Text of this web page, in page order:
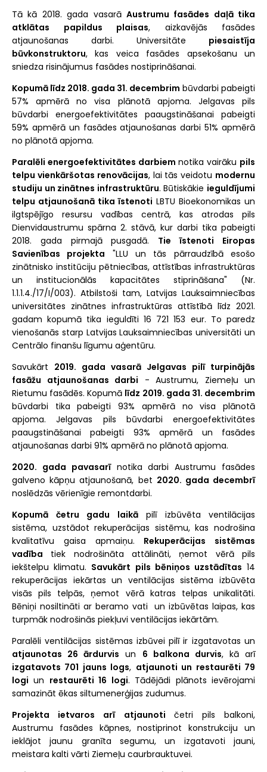
Tā kā 2018. gada vasarā Austrumu fasādes daļā tika
atklātas papildus plaisas, aizkavējās fasādes
atjaunošanas darbi. Universitāte piesaistīja
būvkonstruktoru, kas veica fasādes apsekošanu un
sniedza risinājumus fasādes nostiprināšanai.
Kopumā līdz 2018. gada 31. decembrim būvdarbi pabeigti
57% apmērā no visa plānotā apjoma. Jelgavas pils
būvdarbi energoefektivitātes paaugstināšanai pabeigti
59% apmērā un fasādes atjaunošanas darbi 51% apmērā
no plānotā apjoma.
Paralēli energoefektivitātes darbiem notika vairāku pils
telpu vienkāršotas renovācijas, lai tās veidotu modernu
studiju un zinātnes infrastruktūru. Būtiskākie ieguldījumi
telpu atjaunošanā tika īstenoti LBTU Bioekonomikas un
ilgtspējīgo resursu vadības centrā, kas atrodas pils
Dienvidaustrumu spārna 2. stāvā, kur darbi tika pabeigti
2018. gada pirmajā pusgadā. Tie īstenoti Eiropas
Savienības projekta "LLU un tās pārraudzībā esošo
zinātnisko institūciju pētniecības, attīstības infrastruktūras
un institucionālās kapacitātes stiprināšana" (Nr.
1.1.1.4./17/I/003). Atbilstoši tam, Latvijas Lauksaimniecības
universitātes zinātnes infrastruktūras attīstībā līdz 2021.
gadam kopumā tika ieguldīti 16 721 153 eur. To paredz
vienošanās starp Latvijas Lauksaimniecības universitāti un
Centrālo finanšu līgumu aģentūru.
Savukārt 2019. gada vasarā Jelgavas pilī turpinājās
fasāžu atjaunošanas darbi - Austrumu, Ziemeļu un
Rietumu fasādēs. Kopumā līdz 2019. gada 31. decembrim
būvdarbi tika pabeigti 93% apmērā no visa plānotā
apjoma. Jelgavas pils būvdarbi energoefektivitātes
paaugstināšanai pabeigti 93% apmērā un fasādes
atjaunošanas darbi 91% apmērā no plānotā apjoma.
2020. gada pavasarīnotika darbi Austrumu fasādes
galveno kāpņu atjaunošanā, bet 2020. gada decembrī
noslēdzās vērienīgie remontdarbi.
Kopumā četru gadu laikāpilī izbūvēta ventilācijas
sistēma, uzstādot rekuperācijas sistēmu, kas nodrošina
kvalitatīvu gaisa apmaiņu. Rekuperācijas sistēmas
vadība tiek nodrošināta attālināti, ņemot vērā pils
iekštelpu klimatu. Savukārt pils bēniņos uzstādītas 14
rekuperācijas iekārtas un ventilācijas sistēma izbūvēta
visās pils telpās, ņemot vērā katras telpas unikalitāti.
Bēniņi nosiltināti ar beramo vati un izbūvētas laipas, kas
turpmāk nodrošinās piekļuvi ventilācijas iekārtām.
Paralēli ventilācijas sistēmas izbūvei pilī ir izgatavotas un
atjaunotas 26 ārdurvis un 6 balkona durvis, kā arī
izgatavots 701 jauns logs, atjaunoti un restaurēti 79
logi un restaurēti 16 logi. Tādējādi plānots ievērojami
samazināt ēkas siltumenerģijas zudumus.
Projekta ietvaros arī atjaunoti četri pils balkoni,
Austrumu fasādes kāpnes, nostiprinot konstrukciju un
ieklājot jaunu granīta segumu, un izgatavoti jauni,
meistara kalti vārti Ziemeļu caurbrauktuvei.